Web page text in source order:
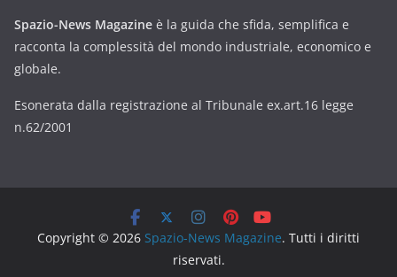
Spazio-News Magazine è la guida che sfida, semplifica e
racconta la complessità del mondo industriale, economico e
globale.
Esonerata dalla registrazione al Tribunale ex.art.16 legge
n.62/2001
Copyright © 2026 Spazio-News Magazine. Tutti i diritti
riservati.